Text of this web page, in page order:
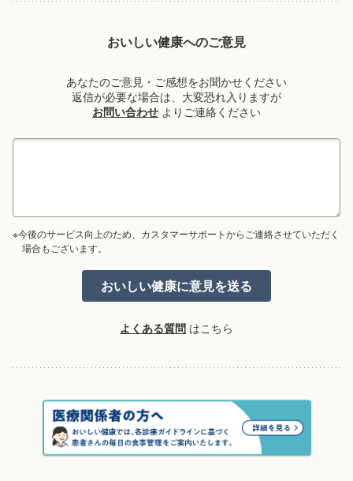
おいしい健康へのご意見
あなたのご意見・ご感想をお聞かせください
返信が必要な場合は、大変恐れ入りますが
お問い合わせ よりご連絡ください
※今後のサービス向上のため、カスタマーサポートからご連絡させていただく
場合もございます。
よくある質問 はこちら